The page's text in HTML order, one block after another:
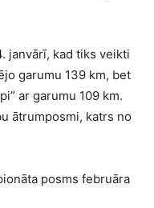
janvārī, kad tiks veikti
garumu 139 km, bet
ar garumu 109 km.
ātrumposmi, katrs no
posms februāra